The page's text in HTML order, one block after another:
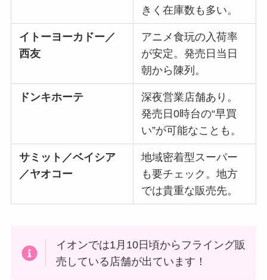
きく在庫数も多い。
イトーヨーカドー／
西友
アニメ食玩の入荷率
が安定。発売日当日
朝から陳列。
ドンキホーテ
深夜営業店舗あり。
発売日0時台の“早買
い”が可能なことも。
サミット／ベイシア
／ヤオコー
地域密着型スーパー
も要チェック。地方
では貴重な販売先。
イオンでは1月10日頃からフライング販
売している店舗が出ています！